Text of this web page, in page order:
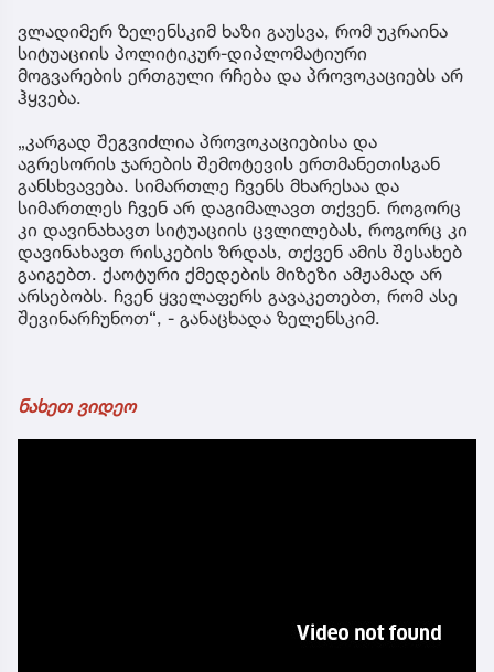
ვლადიმერ ზელენსკიმ ხაზი გაუსვა, რომ უკრაინა
სიტუაციის პოლიტიკურ-დიპლომატიური
მოგვარების ერთგული რჩება და პროვოკაციებს არ
ჰყვება.
„კარგად შეგვიძლია პროვოკაციებისა და
აგრესორის ჯარების შემოტევის ერთმანეთისგან
განსხვავება. სიმართლე ჩვენს მხარესაა და
სიმართლეს ჩვენ არ დაგიმალავთ თქვენ. როგორც
კი დავინახავთ სიტუაციის ცვლილებას, როგორც კი
დავინახავთ რისკების ზრდას, თქვენ ამის შესახებ
გაიგებთ. ქაოტური ქმედების მიზეზი ამჟამად არ
არსებობს. ჩვენ ყველაფერს გავაკეთებთ, რომ ასე
შევინარჩუნოთ“, - განაცხადა ზელენსკიმ.
ნახეთ ვიდეო